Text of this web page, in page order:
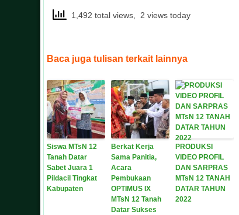
1,492 total views, 2 views today
Baca juga tulisan terkait lainnya
Siswa MTsN 12
Tanah Datar
Sabet Juara 1
Pildacil Tingkat
Kabupaten
Berkat Kerja
Sama Panitia,
Acara
Pembukaan
OPTIMUS IX
MTsN 12 Tanah
Datar Sukses
PRODUKSI
VIDEO PROFIL
DAN SARPRAS
MTsN 12 TANAH
DATAR TAHUN
2022